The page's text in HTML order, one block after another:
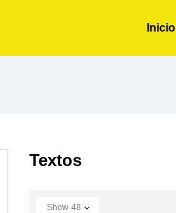
Inicio
Textos
Show 48